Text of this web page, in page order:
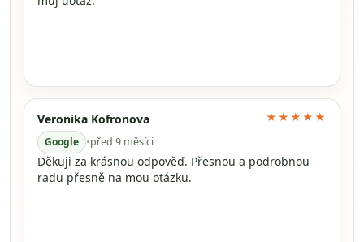
Veronika Kofronova
Google •před 9 měsíci
★★★★★
Děkuji za krásnou odpověď. Přesnou a podrobnou
radu přesně na mou otázku.